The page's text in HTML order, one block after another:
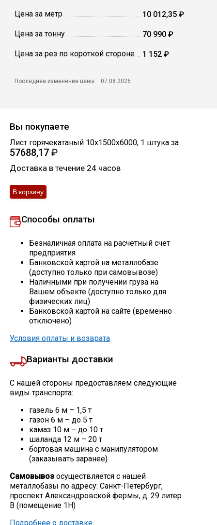
Круги абразивные
Остальное
Цена за метр 10 012,35 ₽
Цена за тонну 70 990 ₽
Цена за рез по короткой стороне 1 152 ₽
Последнее изменение цены: 07.08.2026
Вы покупаете
Лист горячекатаный 10х1500х6000, 1 штука за
57688,17 ₽
Доставка в течение 24 часов
Способы оплаты
Безналичная оплата на расчетный счет
предприятия
Банковской картой на металлобазе
(доступно только при самовывозе)
Наличными при получении груза на
Вашем объекте (доступно только для
физических лиц)
Банковской картой на сайте (временно
отключено)
Условия оплаты и возврата
Варианты доставки
С нашей стороны предоставляем следующие
виды транспорта:
газель 6 м – 1,5 т
газон 6 м – до 5 т
камаз 10 м – до 10 т
шаланда 12 м – 20 т
бортовая машина с манипулятором
(заказывать заранее)
Самовывоз осуществляется с нашей
металлобазы по адресу: Санкт-Петербург,
проспект Александровской фермы, д. 29 литер
В (помещение 1Н)
Подробнее о доставке